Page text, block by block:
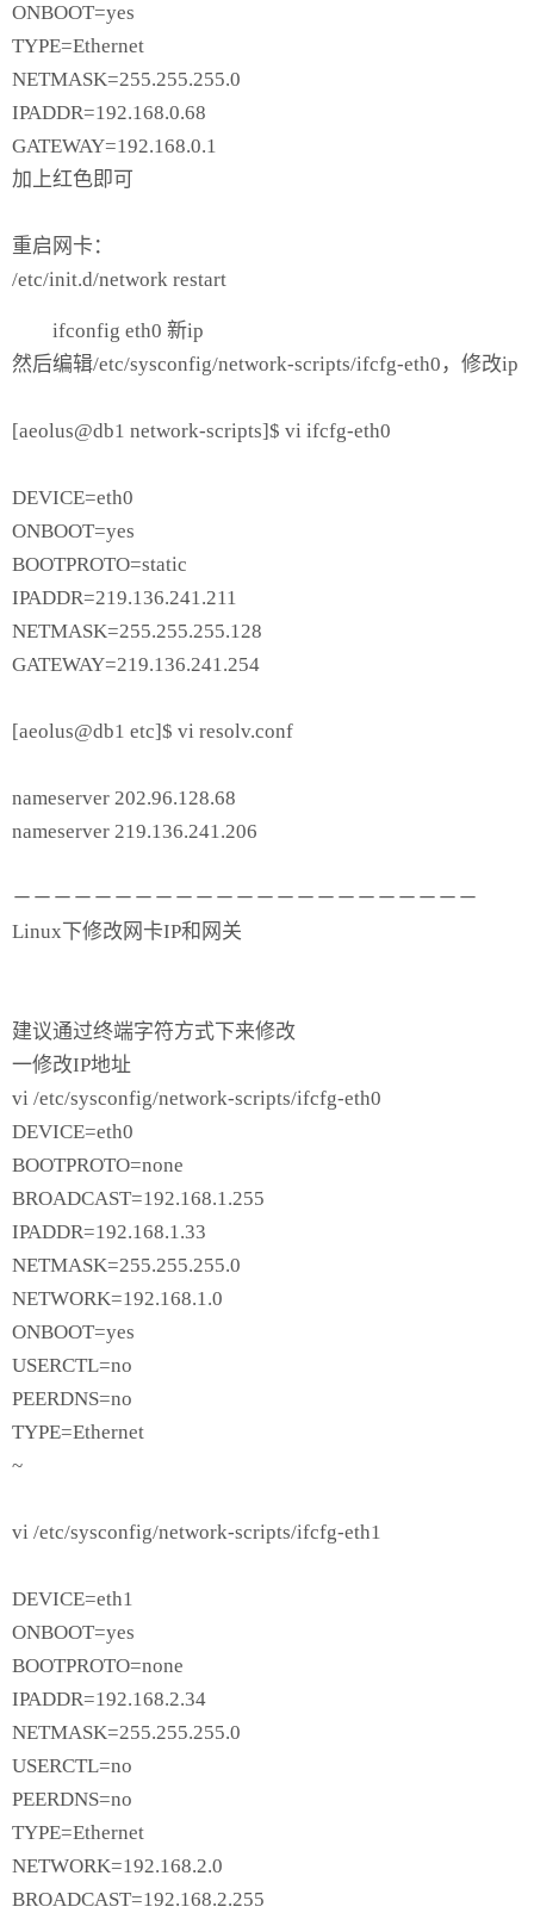
ONBOOT=yes
TYPE=Ethernet
NETMASK=255.255.255.0
IPADDR=192.168.0.68
GATEWAY=192.168.0.1
加上红色即可
重启网卡：
/etc/init.d/network restart
ifconfig eth0 新ip
然后编辑/etc/sysconfig/network-scripts/ifcfg-eth0，修改ip
[aeolus@db1 network-scripts]$ vi ifcfg-eth0
DEVICE=eth0
ONBOOT=yes
BOOTPROTO=static
IPADDR=219.136.241.211
NETMASK=255.255.255.128
GATEWAY=219.136.241.254
[aeolus@db1 etc]$ vi resolv.conf
nameserver 202.96.128.68
nameserver 219.136.241.206
－－－－－－－－－－－－－－－－－－－－－－－
Linux下修改网卡IP和网关
建议通过终端字符方式下来修改
一修改IP地址
vi /etc/sysconfig/network-scripts/ifcfg-eth0
DEVICE=eth0
BOOTPROTO=none
BROADCAST=192.168.1.255
IPADDR=192.168.1.33
NETMASK=255.255.255.0
NETWORK=192.168.1.0
ONBOOT=yes
USERCTL=no
PEERDNS=no
TYPE=Ethernet
~
vi /etc/sysconfig/network-scripts/ifcfg-eth1
DEVICE=eth1
ONBOOT=yes
BOOTPROTO=none
IPADDR=192.168.2.34
NETMASK=255.255.255.0
USERCTL=no
PEERDNS=no
TYPE=Ethernet
NETWORK=192.168.2.0
BROADCAST=192.168.2.255